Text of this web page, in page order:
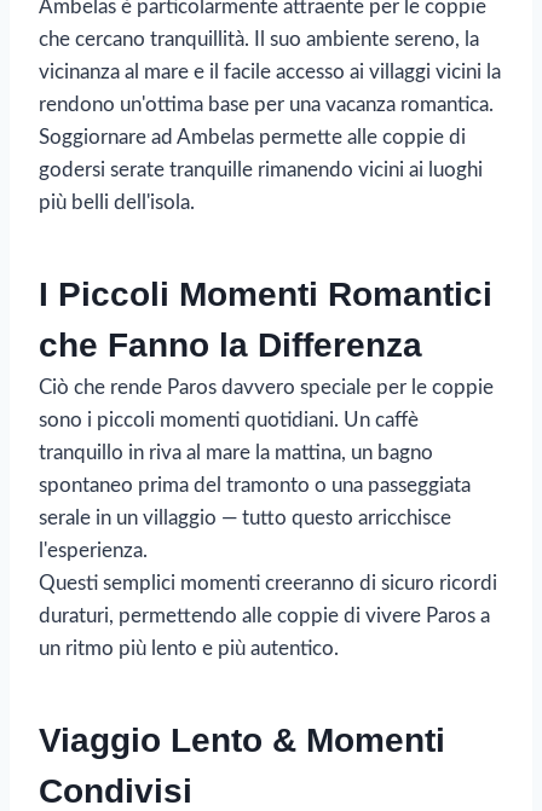
Ambelas è particolarmente attraente per le coppie
che cercano tranquillità. Il suo ambiente sereno, la
vicinanza al mare e il facile accesso ai villaggi vicini la
rendono un'ottima base per una vacanza romantica.
Soggiornare ad Ambelas permette alle coppie di
godersi serate tranquille rimanendo vicini ai luoghi
più belli dell'isola.
I Piccoli Momenti Romantici
che Fanno la Differenza
Ciò che rende Paros davvero speciale per le coppie
sono i piccoli momenti quotidiani. Un caffè
tranquillo in riva al mare la mattina, un bagno
spontaneo prima del tramonto o una passeggiata
serale in un villaggio — tutto questo arricchisce
l'esperienza.
Questi semplici momenti creeranno di sicuro ricordi
duraturi, permettendo alle coppie di vivere Paros a
un ritmo più lento e più autentico.
Viaggio Lento & Momenti
Condivisi